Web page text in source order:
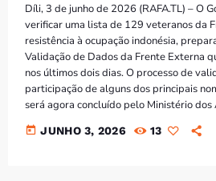
Díli, 3 de junho de 2026 (RAFA.TL) – O
verificar uma lista de 129 veteranos da
resistência à ocupação indonésia,
Validação de Dados da Frente Externa
nos últimos dois dias. O processo de
participação de alguns dos principais
será agora concluído pelo Ministério dos
today JUNHO 3, 2026 13